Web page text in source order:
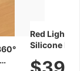
Red Light
Silicone